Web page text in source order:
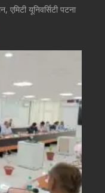
यूनिवर्सिटी पटना